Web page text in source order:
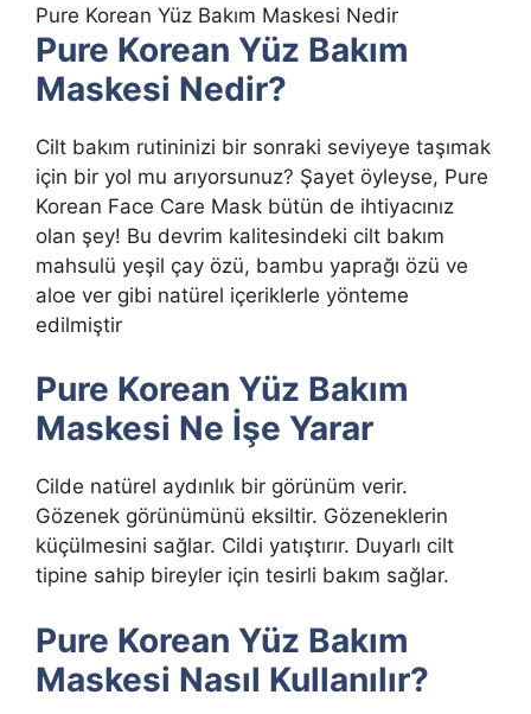
Pure Korean Yüz Bakım Maskesi Nedir
Pure Korean Yüz Bakım
Maskesi Nedir?
Cilt bakım rutininizi bir sonraki seviyeye taşımak
için bir yol mu arıyorsunuz? Şayet öyleyse, Pure
Korean Face Care Mask bütün de ihtiyacınız
olan şey! Bu devrim kalitesindeki cilt bakım
mahsulü yeşil çay özü, bambu yaprağı özü ve
aloe ver gibi natürel içeriklerle yönteme
edilmiştir
Pure Korean Yüz Bakım
Maskesi Ne İşe Yarar
Cilde natürel aydınlık bir görünüm verir.
Gözenek görünümünü eksiltir. Gözeneklerin
küçülmesini sağlar. Cildi yatıştırır. Duyarlı cilt
tipine sahip bireyler için tesirli bakım sağlar.
Pure Korean Yüz Bakım
Maskesi Nasıl Kullanılır?